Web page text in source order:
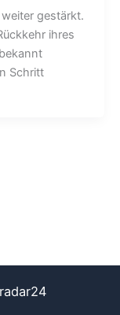
gestärkt.
ihres
Schritt